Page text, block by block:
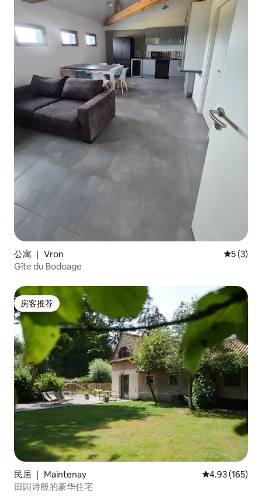
公寓 ｜ Vron 平均评分
5 (3)
Gîte du Bodoage
房客推荐
房客推荐
民居 ｜ Maintenay 平均评分 4.93
4.93 (165)
田园诗般的豪华住宅